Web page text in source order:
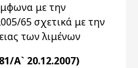
με την
65 σχετικά με την
των λιμένων
Α` 20.12.2007)